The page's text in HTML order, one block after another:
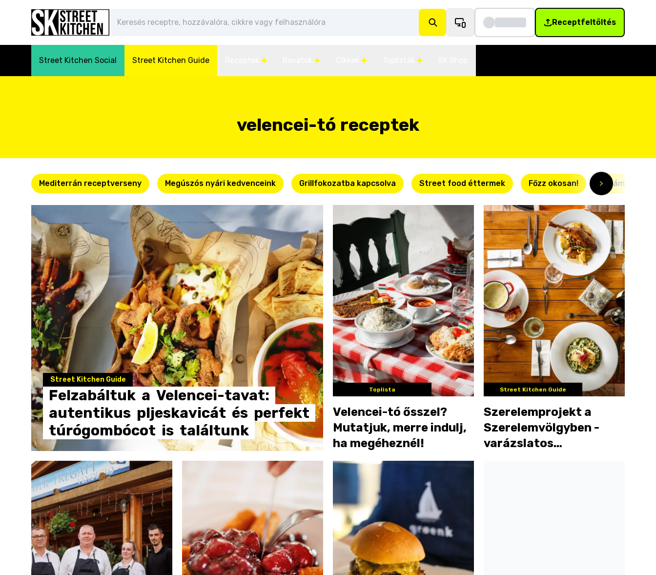
Receptfeltöltés
Street Kitchen Social Street Kitchen Guide
velencei-tó receptek
Mediterrán receptverseny Megúszós nyári kedvenceink Grillfokozatba kapcsolva Street food éttermek Főzz okosan! Villámgyors
Street Kitchen Guide
Felzabáltuk a Velencei-tavat:
autentikus pljeskavicát és perfekt
túrógombócot is találtunk
Toplista
Velencei-tó ősszel?
Mutatjuk, merre indulj,
ha megéheznél!
Street Kitchen Guide
Szerelemprojekt a
Szerelemvölgyben -
varázslatos